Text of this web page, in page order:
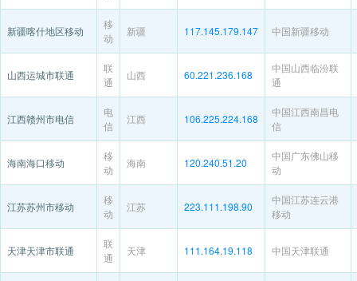
新疆喀什地区移动
移
动
新疆 117.145.179.147 中国新疆移动
山西运城市联通
联
通
山西 60.221.236.168
中国山西临汾联
通
江西赣州市电信
电
信
江西 106.225.224.168
中国江西南昌电
信
海南海口移动
移
动
海南 120.240.51.20
中国广东佛山移
动
江苏苏州市移动
移
动
江苏 223.111.198.90
中国江苏连云港
移动
天津天津市联通
联
通
天津 111.164.19.118 中国天津联通